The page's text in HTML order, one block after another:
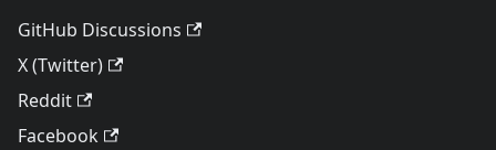
GitHub Discussions
X (Twitter)
Reddit
Facebook